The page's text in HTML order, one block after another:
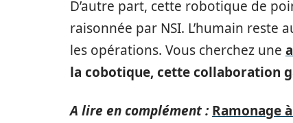
D’autre part, cette robotique de
raisonnée par NSI. L’humain
les opérations. Vous cherchez une
la cobotique, cette collaboration
A lire en complément : Ramonage